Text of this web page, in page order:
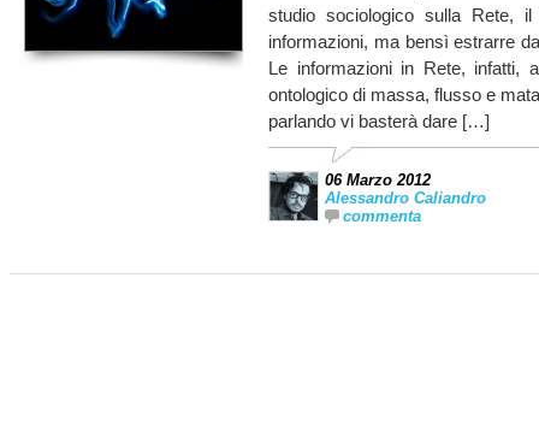
studio sociologico sulla Rete,
informazioni, ma bensì estrarre
Le informazioni in Rete, infatti,
ontologico di massa, flusso e
parlando vi basterà dare […]
06 Marzo 2012
Alessandro Caliandro
commenta